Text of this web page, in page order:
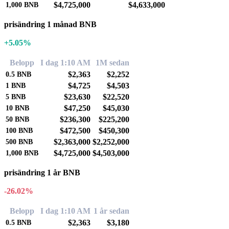
1,000 BNB $4,725,000 $4,633,000
prisändring 1 månad BNB
+5.05%
Belopp I dag 1:10 AM 1M sedan
0.5 BNB $2,363 $2,252
1 BNB $4,725 $4,503
5 BNB $23,630 $22,520
10 BNB $47,250 $45,030
50 BNB $236,300 $225,200
100 BNB $472,500 $450,300
500 BNB $2,363,000 $2,252,000
1,000 BNB $4,725,000 $4,503,000
prisändring 1 år BNB
-26.02%
Belopp I dag 1:10 AM 1 år sedan
0.5 BNB $2,363 $3,180